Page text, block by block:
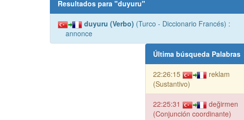
Resultados para "duyuru"
duyuru (Verbo) (Turco - Diccionario Francés) :
annonce
Última búsqueda Palabras
22:26:15
reklam
(Sustantivo)
22:25:31
değirmen
(Conjunción coordinante)